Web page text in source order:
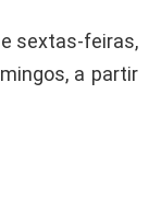
sextas-feiras,
a partir